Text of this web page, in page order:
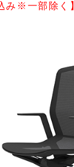
み※一部除く